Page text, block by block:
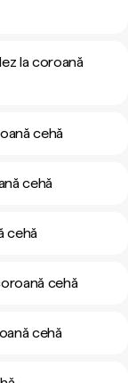
la coroană
cehă
cehă
cehă
cehă
cehă